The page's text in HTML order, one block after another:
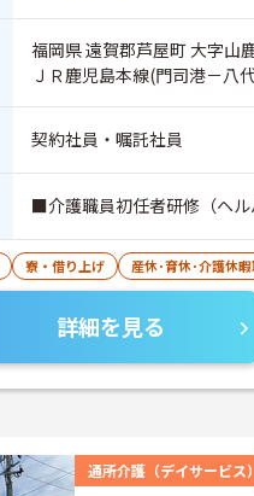
福岡県 遠賀郡芦屋町 大字山
ＪＲ鹿児島本線(門司港－八
契約社員・嘱託社員
■介護職員初任者研修（ヘ
寮・借り上げ 産休･育休･介護休
詳細を見る
通所介護（デイサービス）